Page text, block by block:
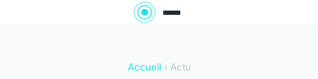
Accueil› Actu